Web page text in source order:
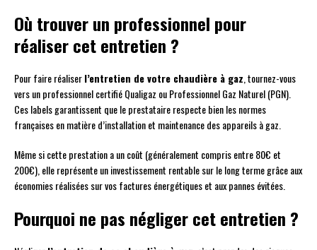
Où trouver un professionnel pour
réaliser cet entretien ?
Pour faire réaliserl’entretien de votre chaudière à gaz , tournez-vous
vers un professionnel certifié Qualigaz ou Professionnel Gaz Naturel (PGN).
Ces labels garantissent que le prestataire respecte bien les normes
françaises en matière d’installation et maintenance des appareils à gaz.
Même si cette prestation a un coût (généralement compris entre 80€ et
200€), elle représente un investissement rentable sur le long terme grâce aux
économies réalisées sur vos factures énergétiques et aux pannes évitées.
Pourquoi ne pas négliger cet entretien ?